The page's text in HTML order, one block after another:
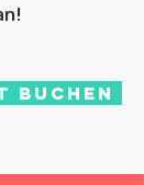
buchen